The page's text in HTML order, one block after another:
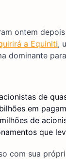
ontem
a Equiniti,
dominante
de
em
de
que
com sua